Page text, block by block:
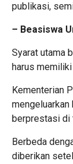
publikasi,
– Beasiswa
Syarat utama
harus
Kementerian
berprestasi di
Berbeda
diberikan